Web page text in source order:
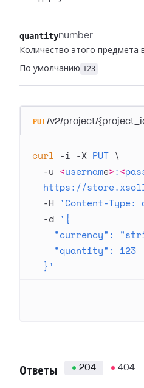
quantitynumber
Количество этого предмета
По умолчанию 123
PUT/v2/project/
curl -i -X PUT \
  -u
<username>:<
https://
  -H
'Content-
  -d
'{
"currency":
    "quantity": 123
  }'
Ответы 204 404